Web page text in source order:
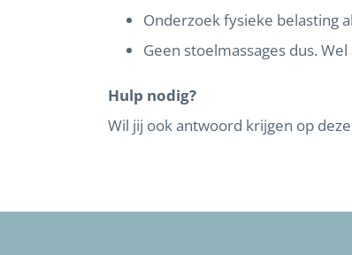
Onderzoek fysieke belasting
Geen stoelmassages dus.
Hulp nodig?
Wil jij ook antwoord krijgen op